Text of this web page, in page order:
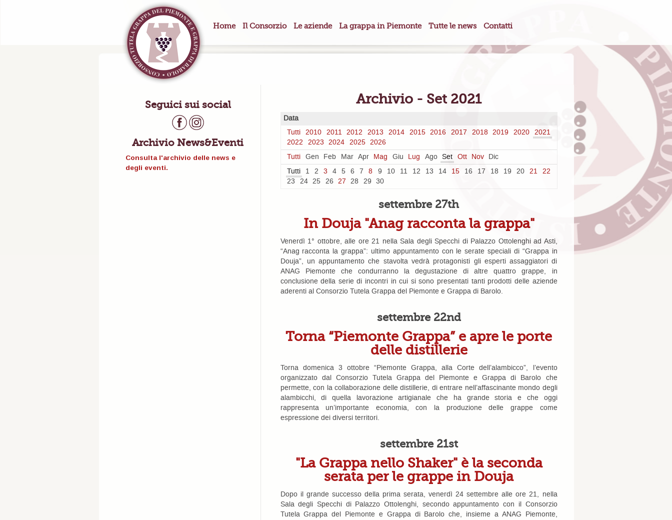
Home Il Consorzio Le aziende La grappa in Piemonte Tutte le news Contatti
Seguici sui social
Archivio News&Eventi
Consulta l'archivio delle news e
degli eventi.
Archivio - Set 2021
Data
Tutti
2010 2011 2012 2013 2014 2015 2016 2017 2018 2019 2020
2021
2022
2023 2024 2025 2026
Tutti
Gen Feb Mar Apr Mag Giu Lug Ago Set Ott Nov
Dic
Tutti
1 2 3 4 5 6 7 8 9 10 11 12 13 14 15 16 17 18 19 20 21
22
23
24 25 26 27 28 29 30
settembre 27th
In Douja "Anag racconta la grappa"
Venerdì 1° ottobre, alle ore 21 nella Sala degli Specchi di Palazzo Ottolenghi ad Asti,
“Anag racconta la grappa”: ultimo appuntamento con le serate speciali di “Grappa in
Douja”, un appuntamento che stavolta vedrà protagonisti gli esperti assaggiatori di
ANAG Piemonte che condurranno la degustazione di altre quattro grappe, in
conclusione della serie di incontri in cui si sono presentati tanti prodotti delle aziende
aderenti al Consorzio Tutela Grappa del Piemonte e Grappa di Barolo.
settembre 22nd
Torna “Piemonte Grappa” e apre le porte
delle distillerie
Torna domenica 3 ottobre “Piemonte Grappa, alla Corte dell’alambicco”, l’evento
organizzato dal Consorzio Tutela Grappa del Piemonte e Grappa di Barolo che
permette, con la collaborazione delle distillerie, di entrare nell’affascinante mondo degli
alambicchi, di quella lavorazione artigianale che ha grande storia e che oggi
rappresenta un’importante economia, con la produzione delle grappe come
espressione dei diversi territori.
settembre 21st
"La Grappa nello Shaker" è la seconda
serata per le grappe in Douja
Dopo il grande successo della prima serata, venerdì 24 settembre alle ore 21, nella
Sala degli Specchi di Palazzo Ottolenghi, secondo appuntamento con il Consorzio
Tutela Grappa del Piemonte e Grappa di Barolo che, insieme a ANAG Piemonte,